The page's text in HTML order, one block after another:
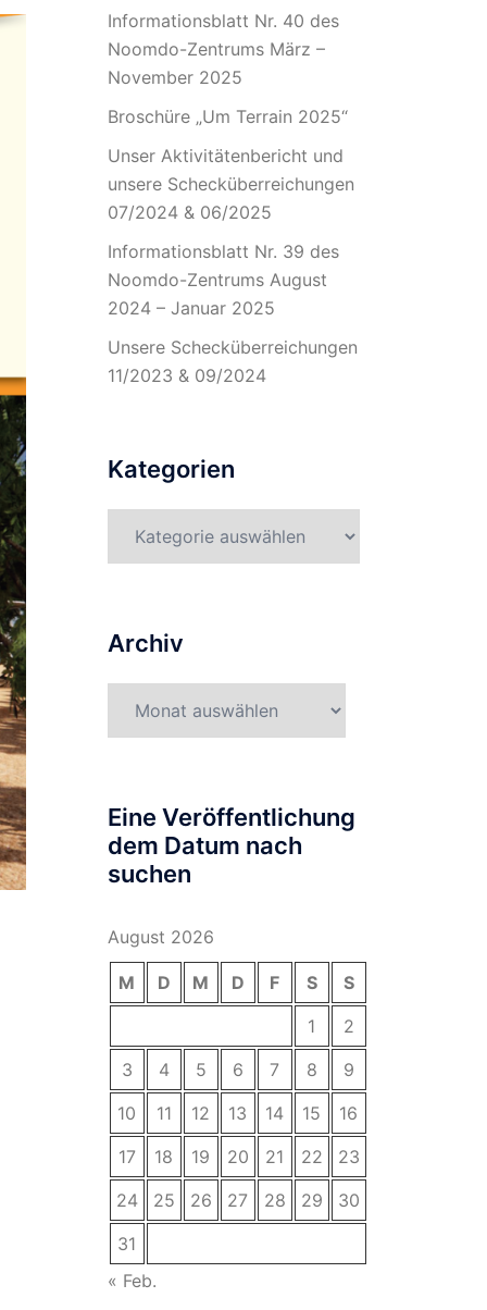
Informationsblatt Nr. 40 des
Noomdo-Zentrums März –
November 2025
Broschüre „Um Terrain 2025“
Unser Aktivitätenbericht und
unsere Schecküberreichungen
07/2024 & 06/2025
Informationsblatt Nr. 39 des
Noomdo-Zentrums August
2024 – Januar 2025
Unsere Schecküberreichungen
11/2023 & 09/2024
Kategorien
Archiv
Eine Veröffentlichung
dem Datum nach
suchen
August 2026
M D M D F S
S
1
2
3
4 5 6 7 8
9
10
11 12 13 14 15
16
17
18 19 20 21 22
23
24
25 26 27 28 29
30
31
« Feb.